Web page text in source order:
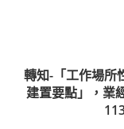
轉知-「工作場所
建置要點」，業